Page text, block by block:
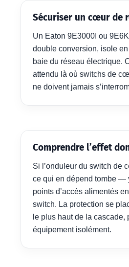
Sécuriser un cœur de
Un Eaton 9E3000I ou
double conversion, isole
baie du réseau électrique.
attendu là où switchs de
ne doivent jamais
Comprendre l’effet
Si l’onduleur du switch de
ce qui en dépend tombe —
points d’accès alimentés
switch. La protection se
le plus haut de la cascade,
équipement isolément.